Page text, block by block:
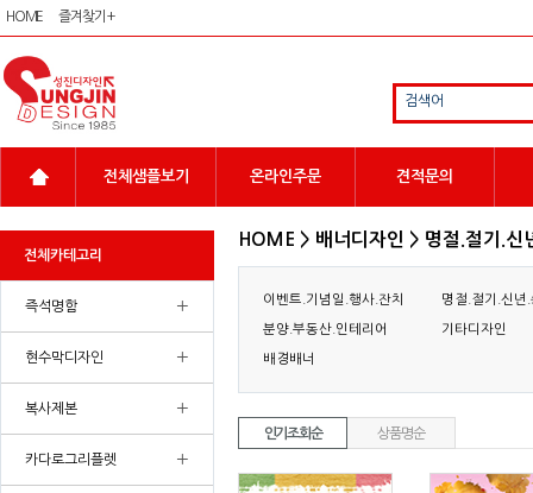
HOME 즐겨찾기 +
검색어
전체샘플보기 온라인주문 견적문의
전체카테고리
즉석명함 +
현수막디자인 +
복사제본 +
카다로그리플렛 +
HOME > 배너디자인 > 명절.절기.신
이벤트.기념일.행사.잔치 명절.절기.신년
분양.부동산.인테리어 기타디자인
배경배너
인기조회순 상품명순